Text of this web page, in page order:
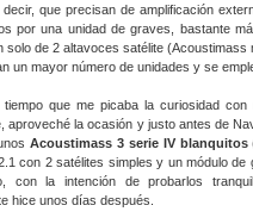
que precisan de amplificación
por una unidad de graves, bastante
solo de 2 altavoces satélite (Acoustimass
un mayor número de unidades y se
tiempo que me picaba la curiosidad con
aproveché la ocasión y justo antes de
Acoustimass 3 serie IV blanquitos
con 2 satélites simples y un módulo
con la intención de probarlos
hice unos días después.